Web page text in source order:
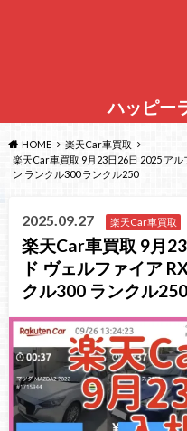
ハッピー
HOME
楽天Car車買取
楽天Car車買取 9月23日26日 2025 ア
ン ランクル300 ランクル250
2025.09.27 楽天Car車買取
楽天Car車買取 9月
ド ヴェルファイア
クル300 ランクル250